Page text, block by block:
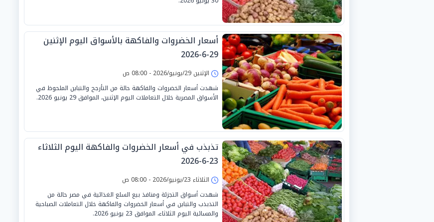
أسعار الخضروات والفاكهة بالأسواق اليوم الإثنين
29-6-2026
الإثنين 29/يونيو/2026 - 08:00 ص
شهدت أسعار الخضروات والفاكهة حالة من التأرجح والتباين الملحوظ في
الأسواق المصرية خلال التعاملات اليوم الإثنين، الموافق 29 يونيو 2026.
تذبذب في أسعار الخضروات والفاكهة اليوم الثلاثاء
23-6-2026
الثلاثاء 23/يونيو/2026 - 08:00 ص
شهدت أسواق التجزئة ومنافذ بيع السلع الغذائية في مصر حالة من
التذبذب والتباين في أسعار الخضروات والفاكهة خلال التعاملات الصباحية
والمسائية اليوم الثلاثاء، الموافق 23 يونيو 2026.